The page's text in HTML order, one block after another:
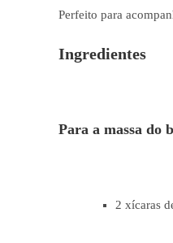
Perfeito para
Ingredientes
Para a massa do
2 xícaras